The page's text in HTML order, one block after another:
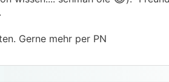
Gerne mehr per PN